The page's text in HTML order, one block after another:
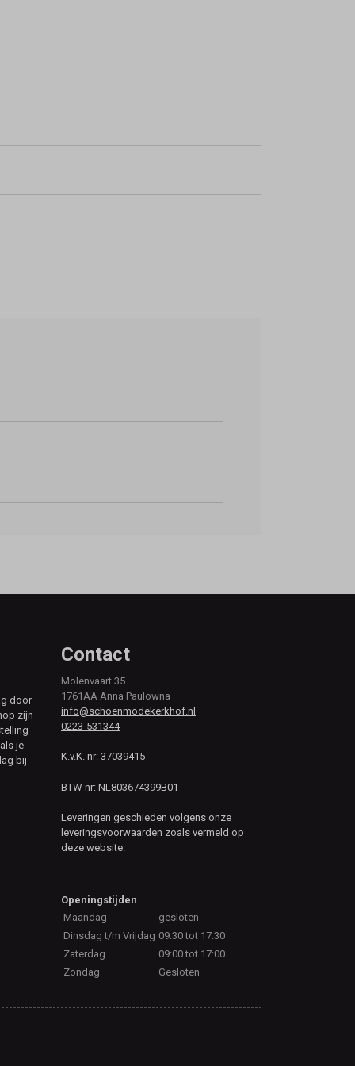
door
zijn
je
bij
Contact
Molenvaart 35
1761AA Anna Paulowna
info@schoenmodekerkhof.nl
0223-531344
K.v.K. nr: 37039415
BTW nr: NL803674399B01
Leveringen geschieden volgens onze
leveringsvoorwaarden zoals vermeld op
deze website.
Openingstijden
Maandag
gesloten
Dinsdag t/m Vrijdag 09:30 tot 17.30
Zaterdag
09:00 tot 17:00
Zondag
Gesloten